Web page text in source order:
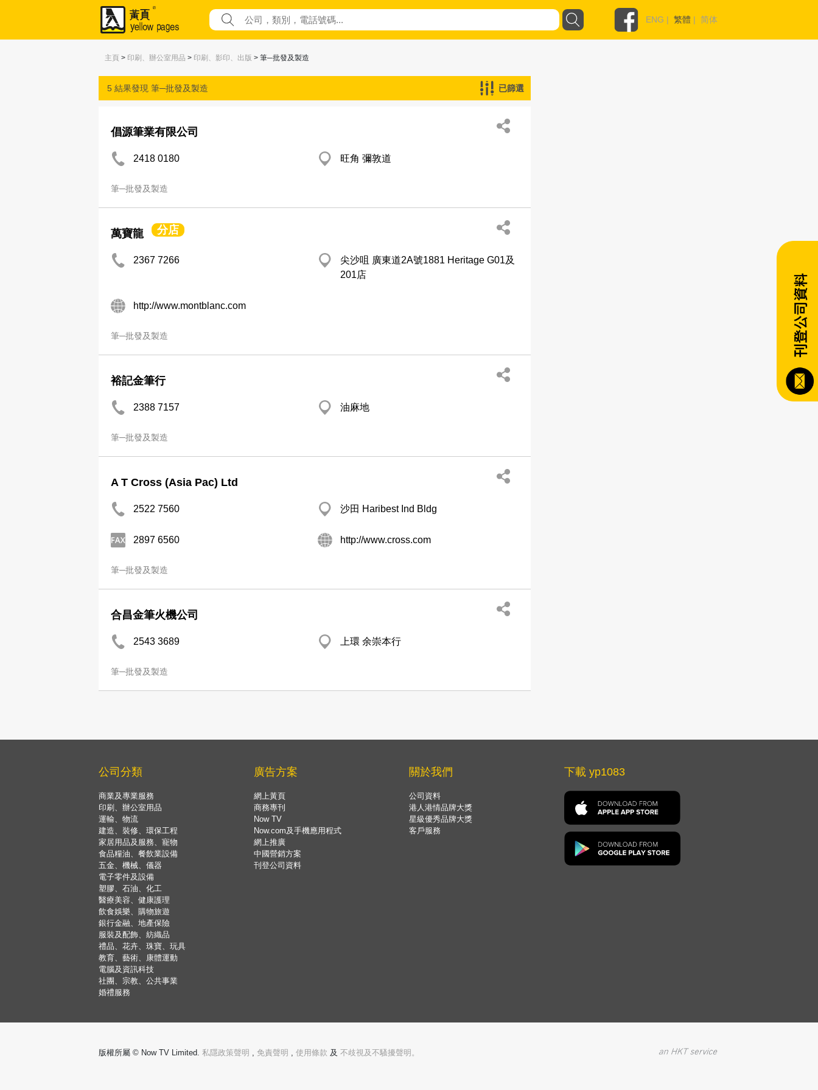
ENG | 繁體 | 简体
主頁 > 印刷、辦公室用品 > 印刷、影印、出版 > 筆─批發及製造
5 結果發現 筆─批發及製造 已篩選
倡源筆業有限公司
2418 0180 旺角 彌敦道
筆─批發及製造
萬寶龍 分店
2367 7266
尖沙咀 廣東道2A號1881 Heritage G01及
201店
http://www.montblanc.com
筆─批發及製造
裕記金筆行
2388 7157 油麻地
筆─批發及製造
A T Cross (Asia Pac) Ltd
2522 7560 沙田 Haribest Ind Bldg
2897 6560 http://www.cross.com
筆─批發及製造
合昌金筆火機公司
2543 3689 上環 余崇本行
筆─批發及製造
公司分類
商業及專業服務
印刷、辦公室用品
運輸、物流
建造、裝修、環保工程
家居用品及服務、寵物
食品糧油、餐飲業設備
五金、機械、儀器
電子零件及設備
塑膠、石油、化工
醫療美容、健康護理
飲食娛樂、購物旅遊
銀行金融、地產保險
服裝及配飾、紡織品
禮品、花卉、珠寶、玩具
教育、藝術、康體運動
電腦及資訊科技
社團、宗教、公共事業
婚禮服務
廣告方案
網上黃頁
商務專刊
Now TV
Now.com及手機應用程式
網上推廣
中國營銷方案
刊登公司資料
關於我們
公司資料
港人港情品牌大獎
星級優秀品牌大獎
客戶服務
下載 yp1083
版權所屬 © Now TV Limited. 私隱政策聲明 , 免責聲明 , 使用條款 及 不歧視及不騷擾聲明。